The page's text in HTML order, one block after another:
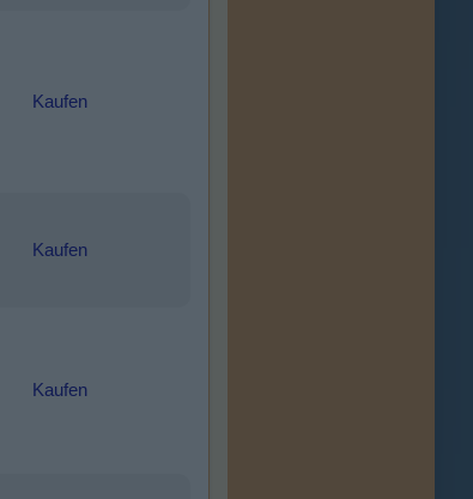
Kaufen
Kaufen
Kaufen